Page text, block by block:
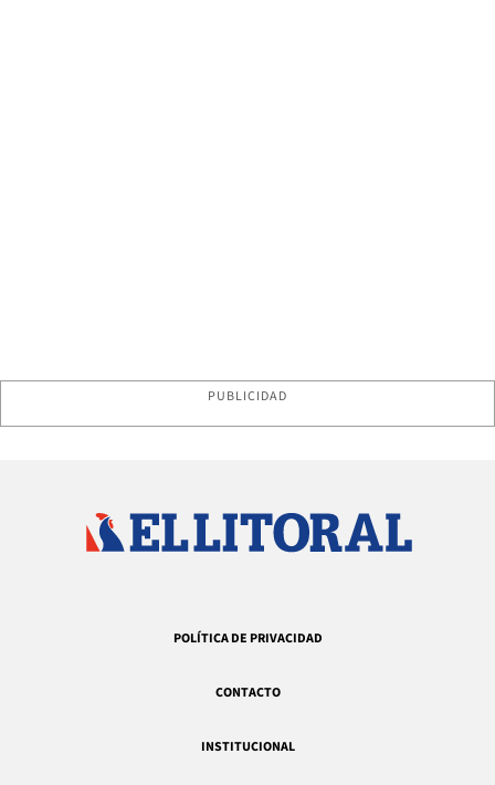
PUBLICIDAD
POLÍTICA DE PRIVACIDAD
CONTACTO
INSTITUCIONAL